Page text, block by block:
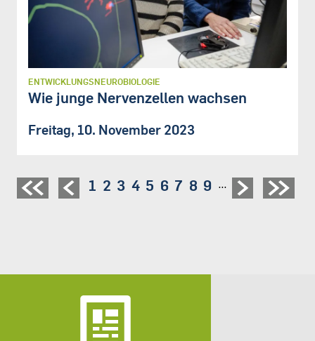
ENTWICKLUNGSNEUROBIOLOGIE
Wie junge Nervenzellen wachsen
Freitag, 10. November 2023
Seitennummerierung
Seite
1 Seite
2 Seite
3 Seite
4 Seite
5 Seite
6 Seite
7 Seite
8 Seite
9 …